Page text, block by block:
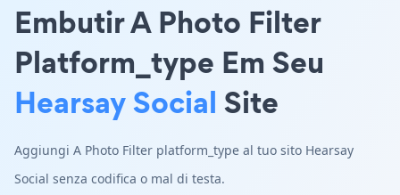
Embutir A Photo Filter
Platform_type Em Seu
Hearsay Social Site
Aggiungi A Photo Filter platform_type al tuo sito Hearsay
Social senza codifica o mal di testa.